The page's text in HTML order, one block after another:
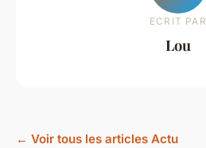
ECRIT PAR
Lou
← Voir tous les articles Actu